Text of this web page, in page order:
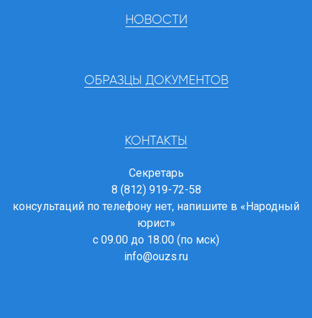
НОВОСТИ
ОБРАЗЦЫ ДОКУМЕНТОВ
КОНТАКТЫ
Секретарь
8 (812) 919-72-58
консультаций по телефону нет, напишите в «Народный
юрист»
с 09.00 до 18.00 (по мск)
info@ouzs.ru